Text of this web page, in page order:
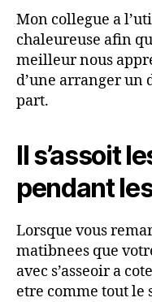
Mon collegue a
chaleureuse afin
meilleur nous
d’une arranger un
part.
Il s’assoit
pendant
Lorsque vous
matibnees que
avec s’asseoir a
etre comme tout